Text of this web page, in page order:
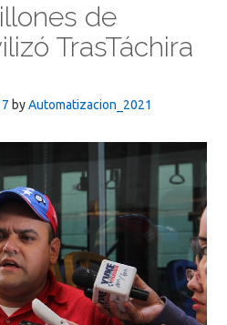
de
TrasTáchira
byAutomatizacion_2021